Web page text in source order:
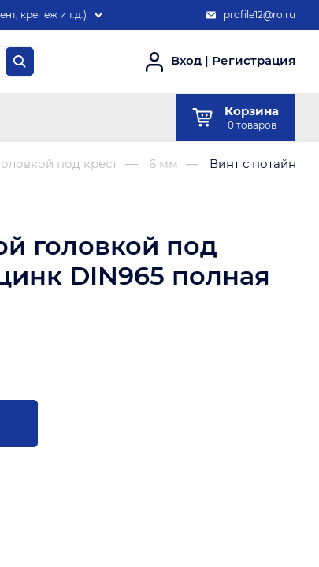
крепеж и т.д.) profile12@ro.ru
Вход | Регистрация
Корзина
0 товаров
под крест 6 мм Винт с потайной
головкой под
DIN965 полная